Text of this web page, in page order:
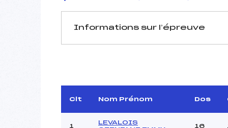
Informations sur l’épreuve
Arbitre :
Assistant :
Clt Nom Prénom Dos
1
LEVALOIS
16